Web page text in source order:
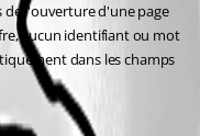
de l'ouverture d'une page
aucun identifiant ou mot
dans les champs